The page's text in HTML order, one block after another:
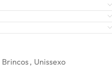
Brincos, Unissexo